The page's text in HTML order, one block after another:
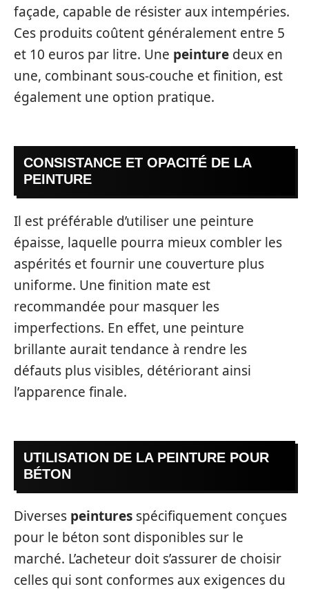
façade, capable de résister aux intempéries.
Ces produits coûtent généralement entre 5
et 10 euros par litre. Une peinture deux en
une, combinant sous-couche et finition, est
également une option pratique.
CONSISTANCE ET OPACITÉ DE LA
PEINTURE
Il est préférable d’utiliser une peinture
épaisse, laquelle pourra mieux combler les
aspérités et fournir une couverture plus
uniforme. Une finition mate est
recommandée pour masquer les
imperfections. En effet, une peinture
brillante aurait tendance à rendre les
défauts plus visibles, détériorant ainsi
l’apparence finale.
UTILISATION DE LA PEINTURE POUR
BÉTON
Diverses peintures spécifiquement conçues
pour le béton sont disponibles sur le
marché. L’acheteur doit s’assurer de choisir
celles qui sont conformes aux exigences du